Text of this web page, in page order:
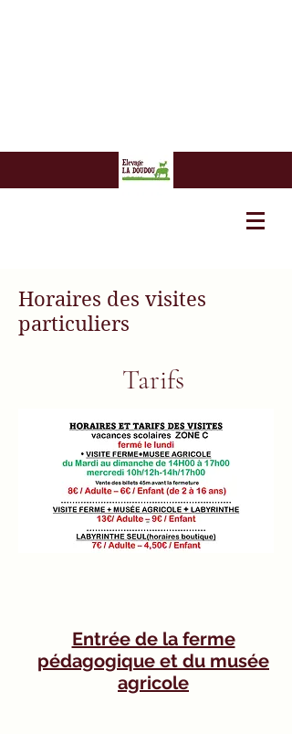
Horaires des visites
particuliers
Tarifs
Entrée de la ferme
pédagogique et du musée
agricole